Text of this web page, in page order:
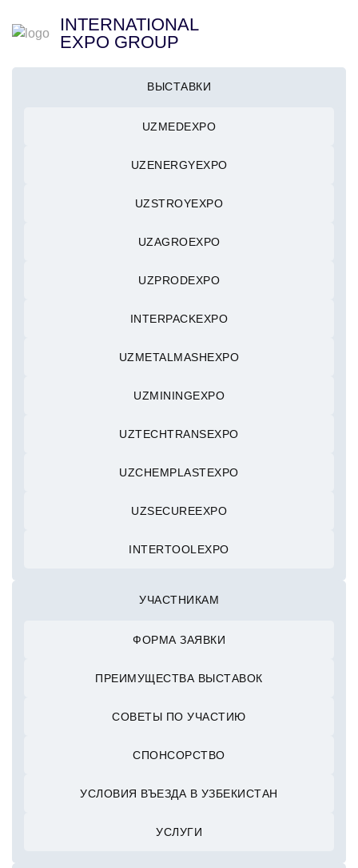
INTERNATIONAL
EXPO GROUP
ВЫСТАВКИ
UZMEDEXPO
UZENERGYEXPO
UZSTROYEXPO
UZAGROEXPO
UZPRODEXPO
INTERPACKEXPO
UZMETALMASHEXPO
UZMININGEXPO
UZTECHTRANSEXPO
UZCHEMPLASTEXPO
UZSECUREEXPO
INTERTOOLEXPO
УЧАСТНИКАМ
ФОРМА ЗАЯВКИ
ПРЕИМУЩЕСТВА ВЫСТАВОК
СОВЕТЫ ПО УЧАСТИЮ
СПОНСОРСТВО
УСЛОВИЯ ВЪЕЗДА В УЗБЕКИСТАН
УСЛУГИ